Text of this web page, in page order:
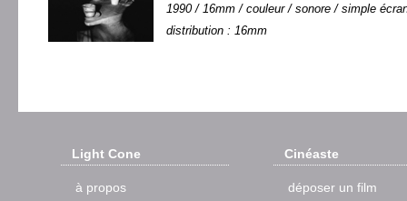
1990 / 16mm / couleur / sonore / simple
distribution : 16mm
Light Cone
à propos
Cinéaste
déposer un film